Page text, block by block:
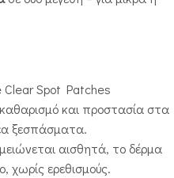
Spot Patches
και προστασία στα
ξεσπάσματα.
αισθητά, το δέρμα
χωρίς ερεθισμούς.